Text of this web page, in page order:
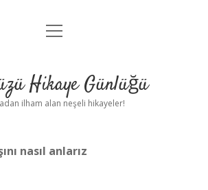
Anasayfa
Yasal Uyarı
menüyü
Hikaye Günlüğü
ilham alan neşeli hikayeler!
nasıl anlarız